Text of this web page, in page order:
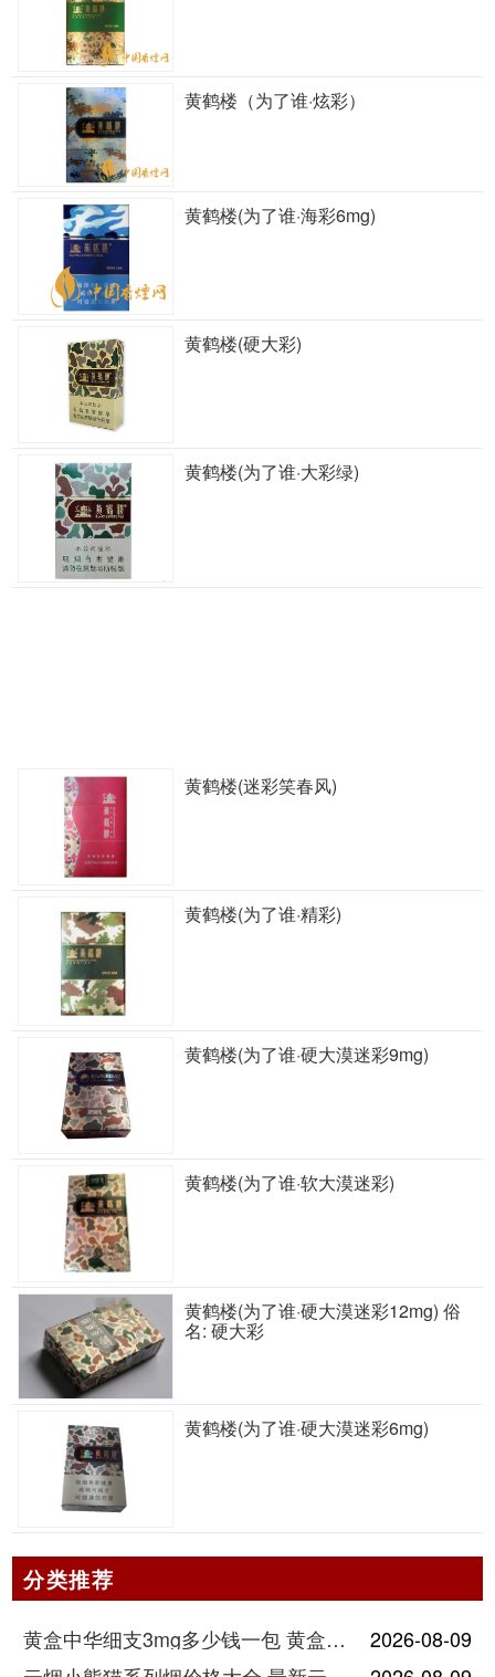
黄鹤楼（为了谁·炫彩）
黄鹤楼(为了谁·海彩6mg)
黄鹤楼(硬大彩)
黄鹤楼(为了谁·大彩绿)
黄鹤楼(迷彩笑春风)
黄鹤楼(为了谁·精彩)
黄鹤楼(为了谁·硬大漠迷彩9mg)
黄鹤楼(为了谁·软大漠迷彩)
黄鹤楼(为了谁·硬大漠迷彩12mg) 俗
名: 硬大彩
黄鹤楼(为了谁·硬大漠迷彩6mg)
分类推荐
黄盒中华细支3mg多少钱一包 黄盒中华细支3mg香烟价格查询
2026-08-09